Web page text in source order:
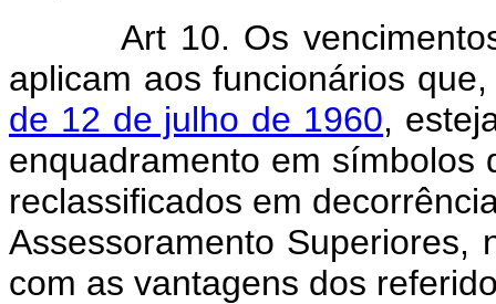
Art 10. Os
aplicam aos funcionários
de 12 de julho de 1960,
enquadramento em símbolos
reclassificados em
Assessoramento Superiores,
com as vantagens dos